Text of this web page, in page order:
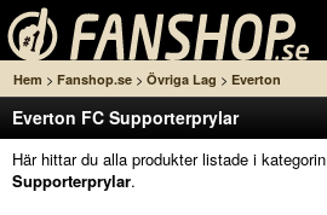
Hem > Fanshop.se > Övriga Lag > Everton
Everton FC Supporterprylar
Här hittar du alla produkter listade i kategorin
Supporterprylar.